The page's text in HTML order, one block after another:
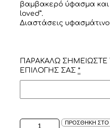
βαμβακερό ύφασμα και
loved”.
Διαστάσεις
ΠΑΡΑΚΑΛΩ
ΕΠΙΛΟΓΗΣ ΣΑΣ *
ΥΦΑΣΜΑΤΙΝΟΠΡΟΣΘΗΚΗ ΣΤΟ